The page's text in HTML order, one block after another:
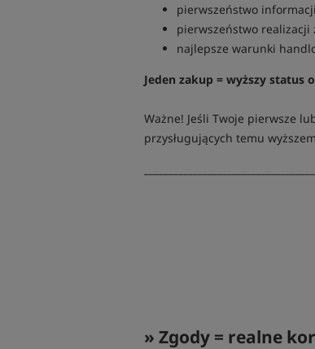
pierwszeństwo
pierwszeństwo realizacji
najlepsze warunki
Jeden zakup = wyższy status
Ważne! Jeśli Twoje pierwsze
przysługujących temu
» Zgody = realne